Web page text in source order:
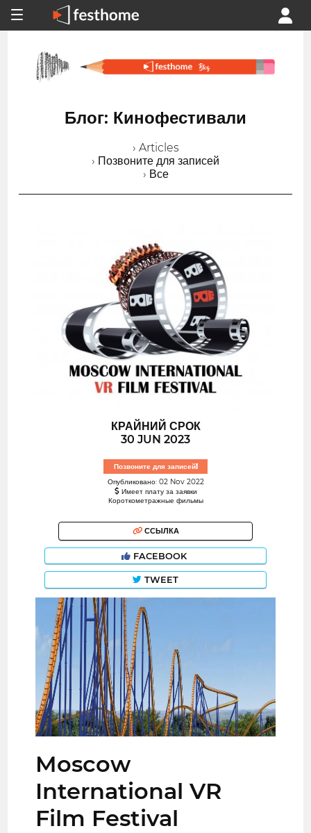
Блог: Кинофестивали
› Articles
› Позвоните для записей
› Все
КРАЙНИЙ СРОК
30 JUN 2023
Позвоните для записей!
Опубликовано: 02 Nov 2022
Имеет плату за заявки
Короткометражные фильмы
ССЫЛКА
FACEBOOK
TWEET
Moscow
International VR
Film Festival